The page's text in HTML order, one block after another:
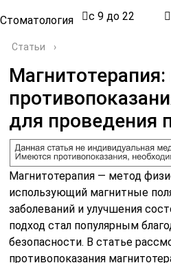
Стоматология с 9 до 22
Статьи ›
Магнитотерапия:
для проведения
Магнитотерапия — метод
использующий магнитные
заболеваний и улучшения
подход стал популярным
безопасности. В статье
противопоказания